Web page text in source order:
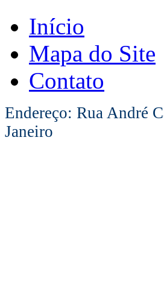
Início
Mapa do Site
Contato
Endereço: Rua André
Janeiro